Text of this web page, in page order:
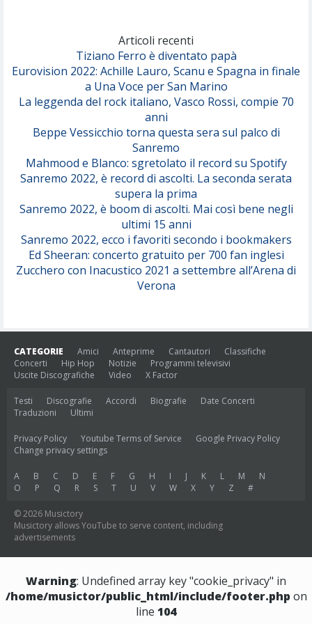
Serenamente
Articoli recenti
Tiziano Ferro è diventato papà
Eurovision 2022: Achille Lauro, Scanu e Spagna in finale
a Una Voce per San Marino
La leggenda del rock italiano, Vasco Rossi, compie 70
anni
Beppe Vessicchio torna questa sera sul palco di
Sanremo
Mahmood e Blanco: sgretolato il record su Spotify
Sanremo 2022, è record di ascolti. La seconda serata
supera la prima
Sanremo 2022, è boom di ascolti. Mai così bene negli
ultimi 15 anni
Sanremo 2022, ecco i favoriti secondo i bookmakers
Ed Sheeran: concerto gratuito per 700 fan inglesi
Zucchero con Inacustico 2021 a settembre all’Arena di
Verona
CATEGORIE Amici Anteprime Cantautori
Classifiche
Concerti
Hip Hop Notizie
Programmi televisivi
Uscite Discografiche
Video X Factor
Testi Discografie Accordi Biografie
Date Concerti
Traduzioni
Ultimi
Privacy Policy Youtube Terms of Service
Google Privacy Policy
Change privacy settings
A B C D E F G H I J K L M
N
O
P Q R S T U V W X Y Z #
© 2026 Musictory
Musictory allows YouTube to serve content, including
advertisements
Warning: Undefined array key "cookie_privacy" in
/home/musictor/public_html/include/footer.php on
line 104